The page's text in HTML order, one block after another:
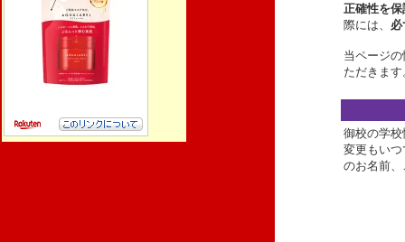
正確性を
際には、
当ページ
ただきま
御校の学
変更もい
のお名前